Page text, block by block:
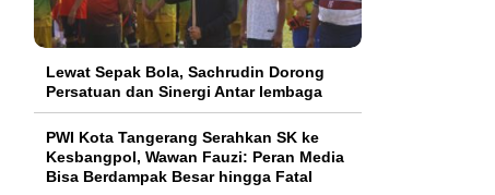
Lewat Sepak Bola, Sachrudin Dorong
Persatuan dan Sinergi Antar lembaga
PWI Kota Tangerang Serahkan SK ke
Kesbangpol, Wawan Fauzi: Peran Media
Bisa Berdampak Besar hingga Fatal